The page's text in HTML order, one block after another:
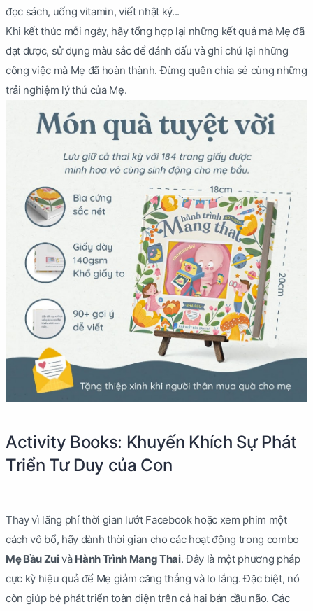
đọc sách, uống vitamin, viết nhật ký...
Khi kết thúc mỗi ngày, hãy tổng hợp lại những kết quả mà Mẹ đã
đạt được, sử dụng màu sắc để đánh dấu và ghi chú lại những
công việc mà Mẹ đã hoàn thành. Đừng quên chia sẻ cùng những
trải nghiệm lý thú của Mẹ.
Activity Books: Khuyến Khích Sự Phát
Triển Tư Duy của Con
Thay vì lãng phí thời gian lướt Facebook hoặc xem phim một
cách vô bổ, hãy dành thời gian cho các hoạt động trong combo
Mẹ Bầu Zuivà Hành Trình Mang Thai. Đây là một phương pháp
cực kỳ hiệu quả để Mẹ giảm căng thẳng và lo lắng. Đặc biệt, nó
còn giúp bé phát triển toàn diện trên cả hai bán cầu não. Các